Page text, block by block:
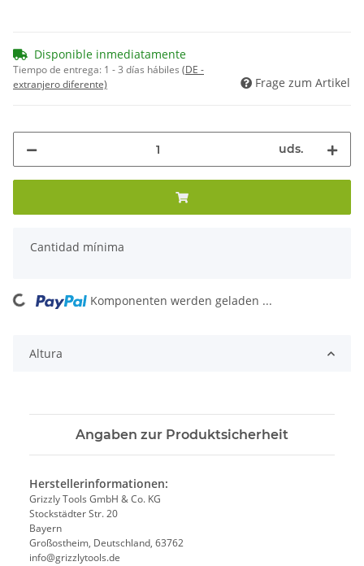
Disponible inmediatamente
Tiempo de entrega: 1 - 3 días hábiles (DE -
extranjero diferente)
Frage zum Artikel
uds.
x
Cantidad mínima
Loading... Komponenten werden geladen ...
Altura
Angaben zur Produktsicherheit
Herstellerinformationen:
Grizzly Tools GmbH & Co. KG
Stockstädter Str. 20
Bayern
Großostheim, Deutschland, 63762
info@grizzlytools.de